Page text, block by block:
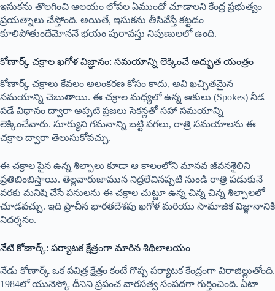
ఇసుకను తొలగించి ఆలయం లోపల ఏముందో చూడాలని కేంద్ర ప్రభుత్వం
ప్రయత్నాలు చేస్తోంది. అయితే, ఇసుకను తీసివేస్తే కట్టడం
కూలిపోతుందేమోననే భయం పురావస్తు నిపుణులలో ఉంది.
కోణార్క్ చక్రాల ఖగోళ విజ్ఞానం: సమయాన్ని లెక్కించే అద్భుత యంత్రం
కోణార్క్ చక్రాలు కేవలం అలంకరణ కోసం కాదు, అవి ఖచ్చితమైన
సమయాన్ని చెబుతాయి. ఈ చక్రాల మధ్యలో ఉన్న ఆకులు (Spokes) నీడ
పడే విధానం ద్వారా అప్పటి ప్రజలు సెకన్లతో సహా సమయాన్ని
లెక్కించేవారు. సూర్యుని గమనాన్ని బట్టి పగలు, రాత్రి సమయాలను ఈ
చక్రాల ద్వారా తెలుసుకోవచ్చు.
ఈ చక్రాల పైన ఉన్న శిల్పాలు కూడా ఆ కాలంలోని మానవ జీవనశైలిని
ప్రతిబింబిస్తాయి. తెల్లవారుజామున నిద్రలేచినప్పటి నుండి రాత్రి పడుకునే
వరకు మనిషి చేసే పనులను ఈ చక్రాల చుట్టూ ఉన్న చిన్న చిన్న శిల్పాలలో
చూడవచ్చు. ఇది ప్రాచీన భారతదేశపు ఖగోళ మరియు సామాజిక విజ్ఞానానికి
నిదర్శనం.
నేటి కోణార్క్: పర్యాటక క్షేత్రంగా మారిన శిథిలాలయం
నేడు కోణార్క్ ఒక పవిత్ర క్షేత్రం కంటే గొప్ప పర్యాటక కేంద్రంగా విరాజిల్లుతోంది.
1984లో యునెస్కో దీనిని ప్రపంచ వారసత్వ సంపదగా గుర్తించింది. ఏటా